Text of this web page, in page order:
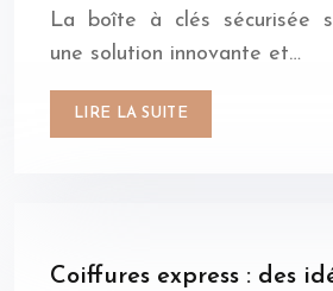
La boîte à clés sécurisée
une solution innovante et…
LIRE LA SUITE
Coiffures express : des